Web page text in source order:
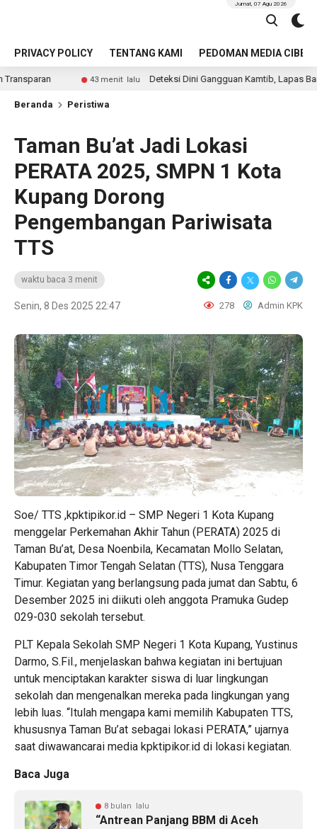
PRIVACY POLICY TENTANG KAMI PEDOMAN MEDIA CIBER
Jumat, 07 Agu 2026
43 menit lalu Deteksi Dini Gangguan Kamtib, Lapas Bangkinang
Beranda Peristiwa
Taman Bu’at Jadi Lokasi
PERATA 2025, SMPN 1 Kota
Kupang Dorong
Pengembangan Pariwisata
TTS
waktu baca 3 menit
Senin, 8 Des 2025 22:47 278 Admin KPK
Soe/ TTS ,kpktipikor.id – SMP Negeri 1 Kota Kupang
menggelar Perkemahan Akhir Tahun (PERATA) 2025 di
Taman Bu’at, Desa Noenbila, Kecamatan Mollo Selatan,
Kabupaten Timor Tengah Selatan (TTS), Nusa Tenggara
Timur. Kegiatan yang berlangsung pada jumat dan Sabtu, 6
Desember 2025 ini diikuti oleh anggota Pramuka Gudep
029-030 sekolah tersebut.
PLT Kepala Sekolah SMP Negeri 1 Kota Kupang, Yustinus
Darmo, S.Fil., menjelaskan bahwa kegiatan ini bertujuan
untuk menciptakan karakter siswa di luar lingkungan
sekolah dan mengenalkan mereka pada lingkungan yang
lebih luas. “Itulah mengapa kami memilih Kabupaten TTS,
khususnya Taman Bu’at sebagai lokasi PERATA,” ujarnya
saat diwawancarai media kpktipikor.id di lokasi kegiatan.
Baca Juga
8 bulan lalu
“Antrean Panjang BBM di Aceh